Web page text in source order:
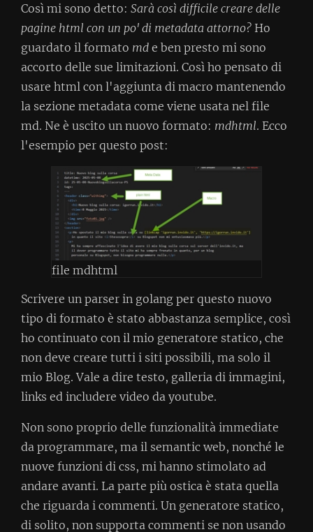
Così mi sono detto: Sarà così difficile creare delle
pagine html con un po' di metadata attorno? Ho
guardato il formato md e ben presto mi sono
accorto delle sue limitazioni. Così ho pensato di
usare html con l'aggiunta di macro mantenendo
la sezione metadata come viene usata nel file
md. Ne è uscito un nuovo formato: mdhtml. Ecco
l'esempio per questo post:
file mdhtml
Scrivere un parser in golang per questo nuovo
tipo di formato è stato abbastanza semplice, così
ho continuato con il mio generatore statico, che
non deve creare tutti i siti possibili, ma solo il
mio Blog. Vale a dire testo, galleria di immagini,
links ed includere video da youtube.
Non sono proprio delle funzionalità immediate
da programmare, ma il semantic web, nonché le
nuove funzioni di css, mi hanno stimolato ad
andare avanti. La parte più ostica è stata quella
che riguarda i commenti. Un generatore statico,
di solito, non supporta commenti se non usando